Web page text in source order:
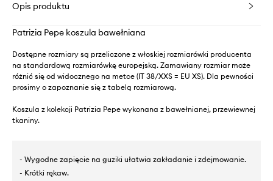
Opis produktu
Patrizia Pepe koszula bawełniana
Dostępne rozmiary są przeliczone z włoskiej rozmiarówki producenta
na standardową rozmiarówkę europejską. Zamawiany rozmiar może
różnić się od widocznego na metce (IT 38/XXS = EU XS). Dla pewności
prosimy o zapoznanie się z tabelą rozmiarową.
Koszula z kolekcji Patrizia Pepe wykonana z bawełnianej, przewiewnej
tkaniny.
- Wygodne zapięcie na guziki ułatwia zakładanie i zdejmowanie.
- Krótki rękaw.